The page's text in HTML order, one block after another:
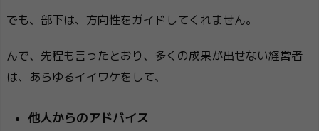
でも、部下は、方向性をガイドしてくれません。
んで、先程も言ったとおり、多くの成果が出せない経営者
は、あらゆるイイワケをして、
他人からのアドバイス